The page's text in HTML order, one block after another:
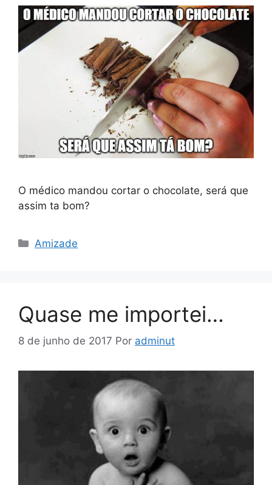
O médico mandou cortar o chocolate, será que
assim ta bom?
Categorias
Amizade
Quase me importei…
8 de junho de 2017 Por adminut